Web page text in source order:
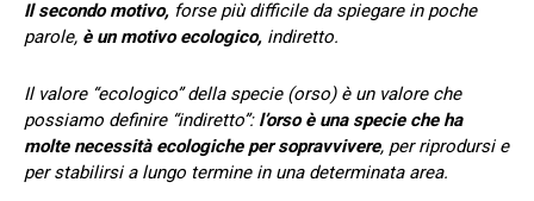
Il secondo motivo, forse più difficile da spiegare in poche
parole, è un motivo ecologico, indiretto.
Il valore “ecologico” della specie (orso) è un valore che
possiamo definire “indiretto”:l’orso è una specie che ha
molte necessità ecologiche per sopravvivere, per riprodursi e
per stabilirsi a lungo termine in una determinata area.